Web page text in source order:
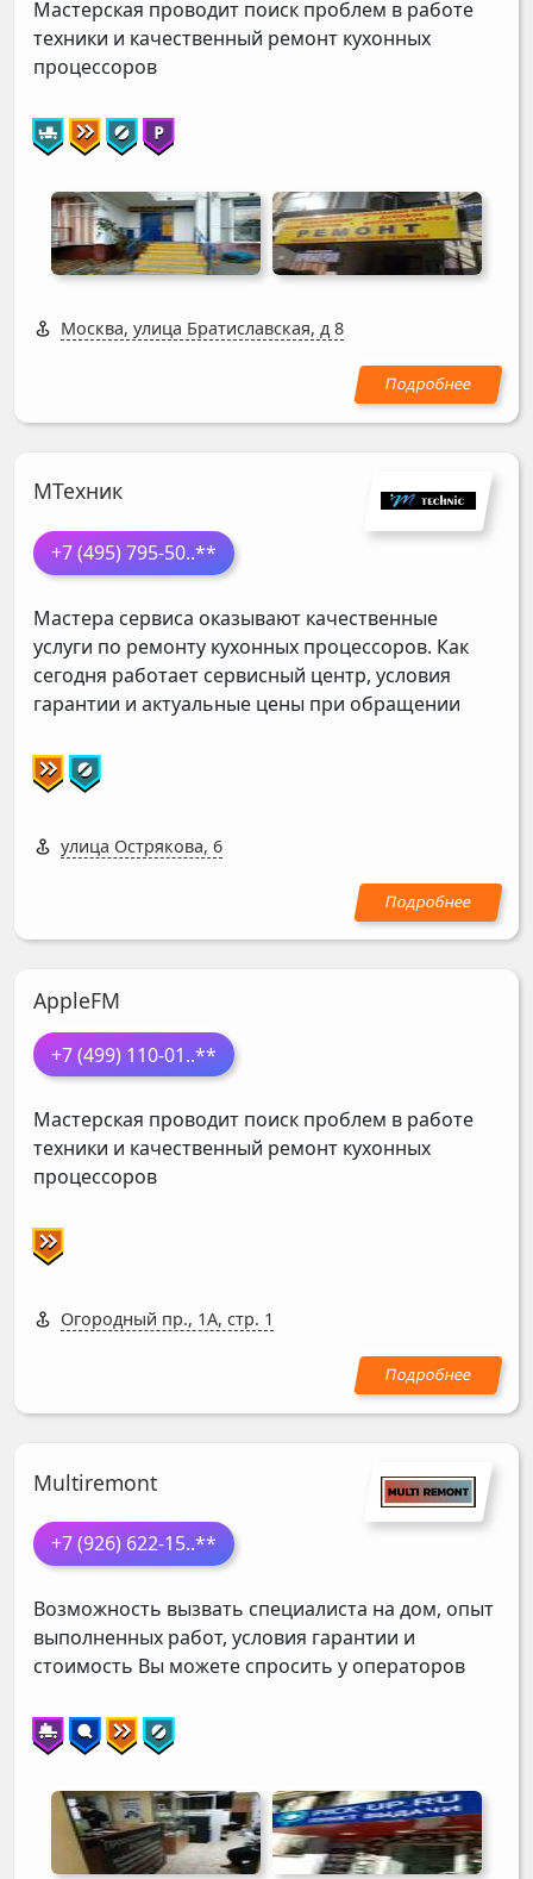
Мастерская проводит поиск проблем в работе
техники и качественный ремонт кухонных
процессоров
Москва, улица Братиславская, д 8
МТехник
+7 (495) 795-50..**
Мастера сервиса оказывают качественные
услуги по ремонту кухонных процессоров. Как
сегодня работает сервисный центр, условия
гарантии и актуальные цены при обращении
улица Острякова, 6
AppleFM
+7 (499) 110-01..**
Мастерская проводит поиск проблем в работе
техники и качественный ремонт кухонных
процессоров
Огородный пр., 1А, стр. 1
Multiremont
+7 (926) 622-15..**
Возможность вызвать специалиста на дом, опыт
выполненных работ, условия гарантии и
стоимость Вы можете спросить у операторов